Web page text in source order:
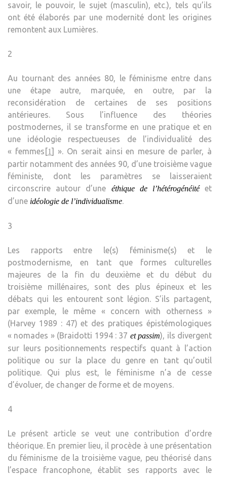
savoir, le pouvoir, le sujet (masculin), etc.), tels qu’ils
ont été élaborés par une modernité dont les origines
remontent aux Lumières.
2
Au tournant des années 80, le féminisme entre dans
une étape autre, marquée, en outre, par la
reconsidération de certaines de ses positions
antérieures. Sous l’influence des théories
postmodernes, il se transforme en une pratique et en
une idéologie respectueuses de l’individualité des
« femmes[1] ». On serait ainsi en mesure de parler, à
partir notamment des années 90, d’une troisième vague
féministe, dont les paramètres se laisseraient
circonscrire autour d’une éthique de l’hétérogénéitéet
d’une idéologie de l’individualisme.
3
Les rapports entre le(s) féminisme(s) et le
postmodernisme, en tant que formes culturelles
majeures de la fin du deuxième et du début du
troisième millénaires, sont des plus épineux et les
débats qui les entourent sont légion. S’ils partagent,
par exemple, le même « concern with otherness »
(Harvey 1989 : 47) et des pratiques épistémologiques
« nomades » (Braidotti 1994 : 37 et passim), ils divergent
sur leurs positionnements respectifs quant à l’action
politique ou sur la place du genre en tant qu’outil
politique. Qui plus est, le féminisme n’a de cesse
d’évoluer, de changer de forme et de moyens.
4
Le présent article se veut une contribution d’ordre
théorique. En premier lieu, il procède à une présentation
du féminisme de la troisième vague, peu théorisé dans
l’espace francophone, établit ses rapports avec le